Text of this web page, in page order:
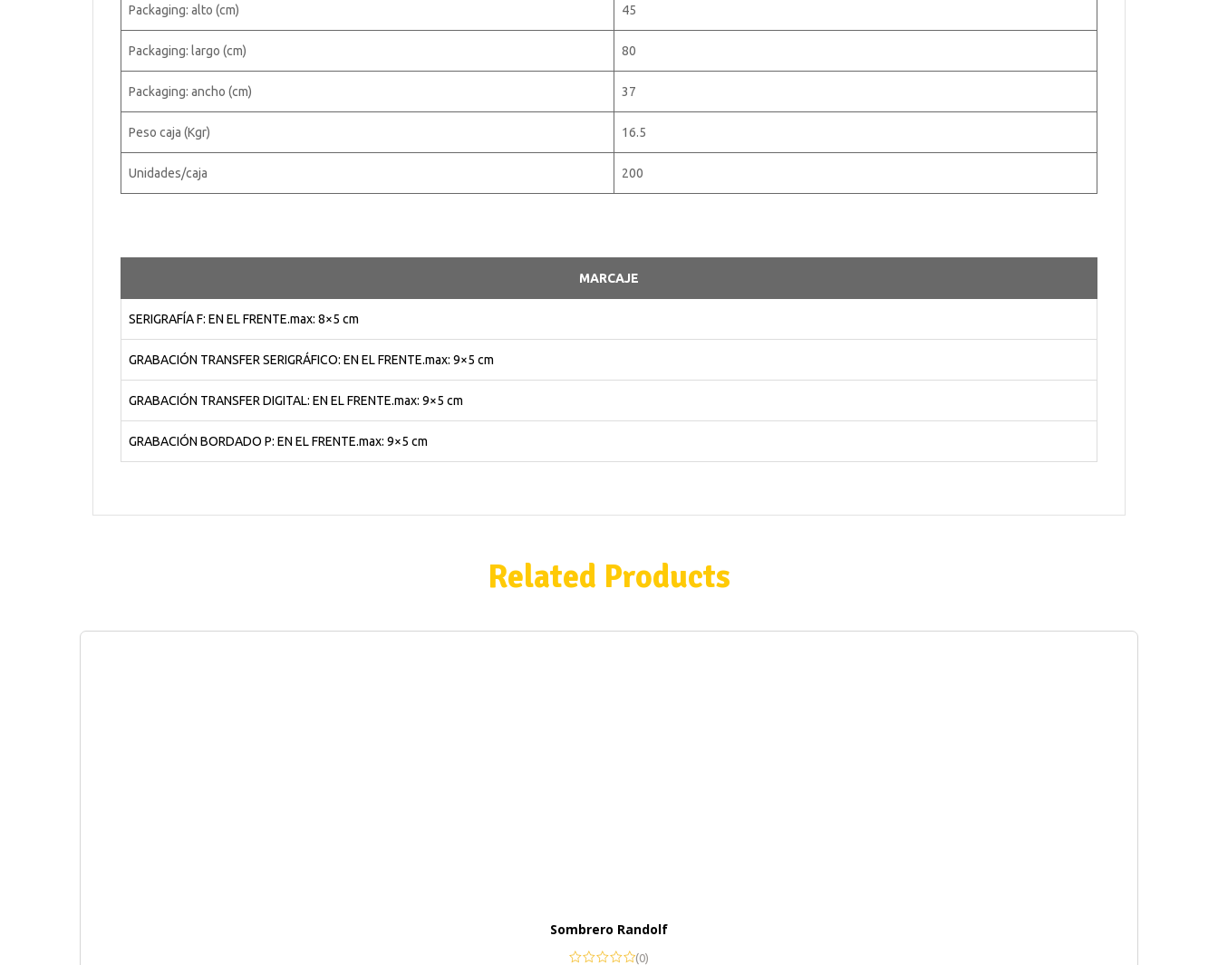
Packaging: alto (cm) 45
Packaging: largo (cm) 80
Packaging: ancho (cm) 37
Peso caja (Kgr) 16.5
Unidades/caja 200
MARCAJE
SERIGRAFÍA F: EN EL FRENTE.max: 8×5 cm
GRABACIÓN TRANSFER SERIGRÁFICO: EN EL FRENTE.max: 9×5 cm
GRABACIÓN TRANSFER DIGITAL: EN EL FRENTE.max: 9×5 cm
GRABACIÓN BORDADO P: EN EL FRENTE.max: 9×5 cm
Related Products
Sombrero Randolf
(0)